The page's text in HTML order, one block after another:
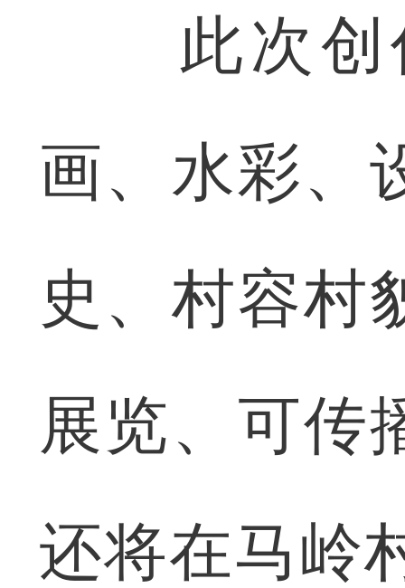
此次创作
画、水彩、
史、村容村
展览、可传
还将在马岭